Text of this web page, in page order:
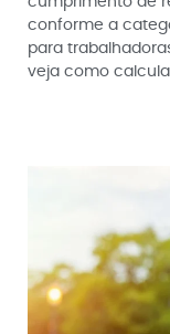
conforme a
para
veja como